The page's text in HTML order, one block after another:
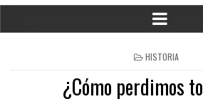
HISTORIA
¿Cómo perdimos